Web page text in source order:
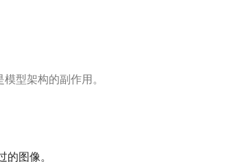
型架构的副作用。
图像。